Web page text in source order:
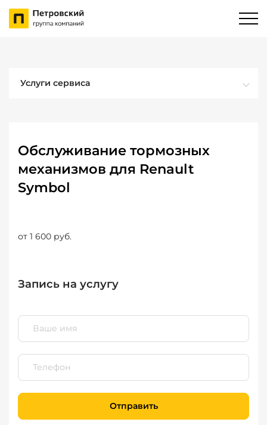
Услуги сервиса
Обслуживание тормозных
механизмов для Renault
Symbol
от 1 600 руб.
Запись на услугу
Отправить